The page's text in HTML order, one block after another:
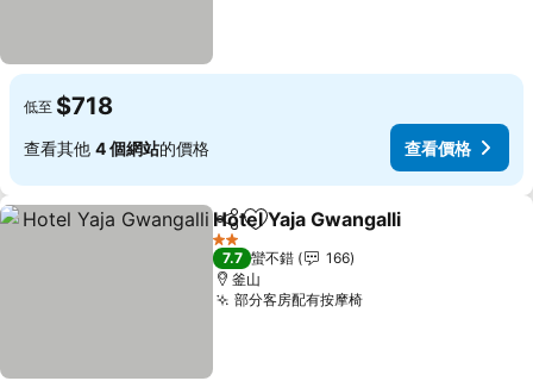
低至 $718
查看其他 4 個網站的價格 查看價格
分享 加入我的最愛
Hotel Yaja Gwangalli
2 星級
7.7 蠻不錯
166
釜山
部分客房配有按摩椅查看價格